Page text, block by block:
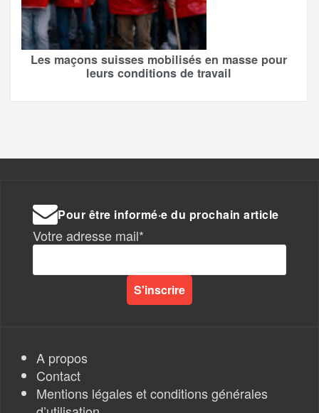
Les maçons suisses mobilisés en masse pour
leurs conditions de travail
Pour être informé·e du prochain article
Votre adresse mail*
A propos
Contact
Mentions légales et conditions générales